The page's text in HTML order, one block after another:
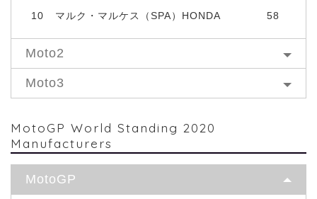
10 マルク・マルケス（SPA）HONDA 58
Moto2
Moto3
MotoGP World Standing 2020
Manufacturers
MotoGP